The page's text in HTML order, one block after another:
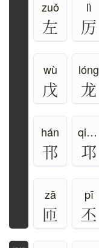
zuǒ
左
lì
厉
wù
戊
lóng
龙
hán
邗
qióng
邛
zā
匝
pī
丕